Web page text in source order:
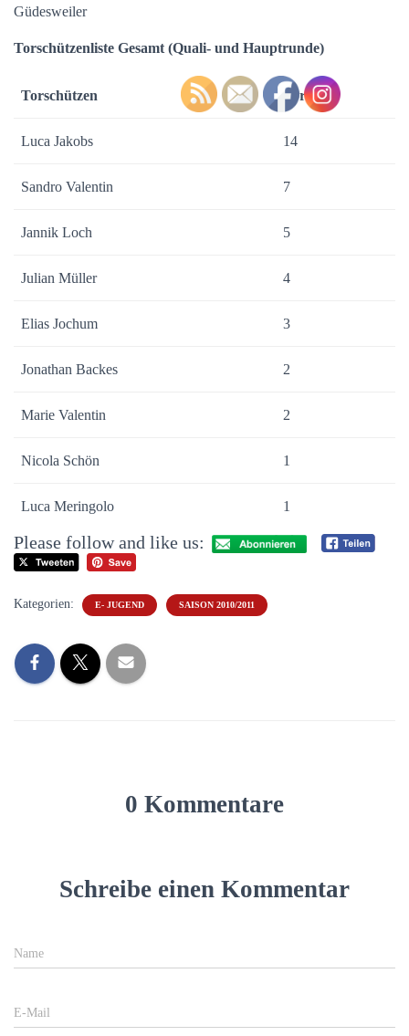
Güdesweiler
Torschützenliste Gesamt (Quali- und Hauptrunde)
Torschützen Tore
Luca Jakobs 14
Sandro Valentin 7
Jannik Loch 5
Julian Müller 4
Elias Jochum 3
Jonathan Backes 2
Marie Valentin 2
Nicola Schön 1
Luca Meringolo 1
Please follow and like us:
Kategorien: E- JUGEND SAISON 2010/2011
0 Kommentare
Schreibe einen Kommentar
Name
E-Mail